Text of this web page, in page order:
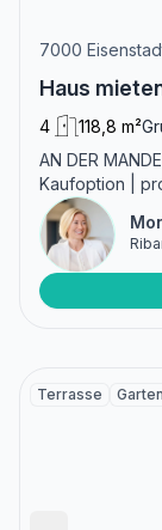
7000
Haus
4 118,8 m²
AN DER
Kaufoption |
Terrasse Garten